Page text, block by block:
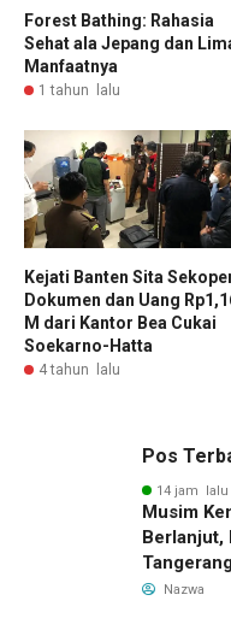
Forest Bathing: Rahasia
Sehat ala Jepang dan
Manfaatnya
1 tahun lalu
Kejati Banten Sita
Dokumen dan Uang
M dari Kantor Bea Cukai
Soekarno-Hatta
4 tahun lalu
Pos
14 jam lalu
Musim
Berlanjut,
Langkah
Nazwa